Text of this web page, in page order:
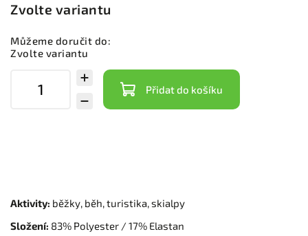
Zvolte variantu
Můžeme doručit do:
Zvolte variantu
Přidat do košíku
Aktivity: běžky, běh, turistika, skialpy
Složení: 83% Polyester / 17% Elastan